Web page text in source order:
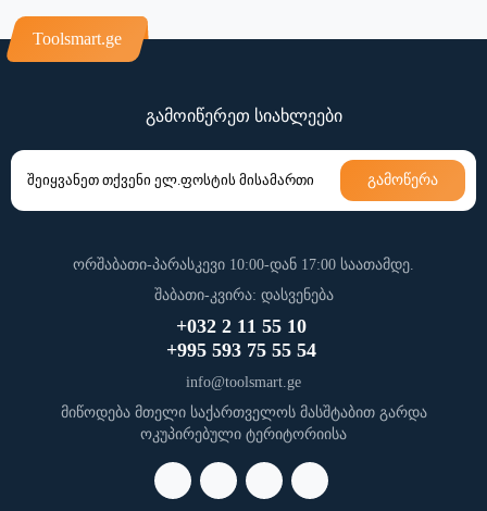
Toolsmart.ge
გამოიწერეთ სიახლეები
გამოწერა
ორშაბათი-პარასკევი 10:00-დან 17:00 საათამდე.
შაბათი-კვირა: დასვენება
+032 2 11 55 10
+995 593 75 55 54
info@toolsmart.ge
მიწოდება მთელი საქართველოს მასშტაბით გარდა
ოკუპირებული ტერიტორიისა